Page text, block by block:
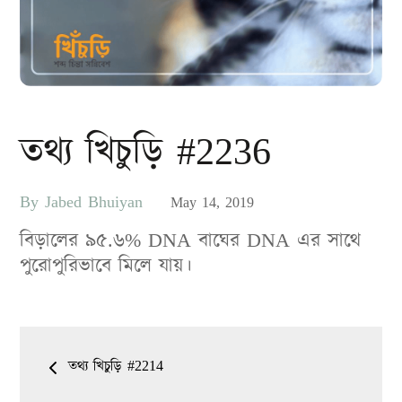
তথ্য খিচুড়ি #2236
ByJabed Bhuiyan
Posted
May 14, 2019
বিড়ালের ৯৫.৬% DNA বাঘের DNA এর সাথে
পুরোপুরিভাবে মিলে যায়।
Postতথ্য খিচুড়ি #2214